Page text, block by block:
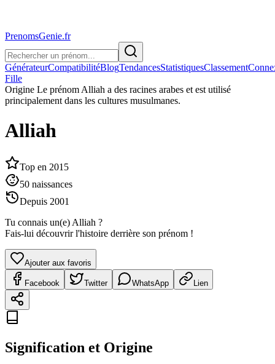
PrenomsGenie.fr
GénérateurCompatibilitéBlogTendancesStatistiquesClassement
Fille
Origine Le prénom Alliah a des racines arabes et est utilisé
principalement dans les cultures musulmanes.
Alliah
Top en 2015
50 naissances
Depuis 2001
Tu connais un(e) Alliah ?
Fais-lui découvrir l'histoire derrière son prénom !
Ajouter aux favoris
Facebook Twitter WhatsApp Lien
Signification et Origine